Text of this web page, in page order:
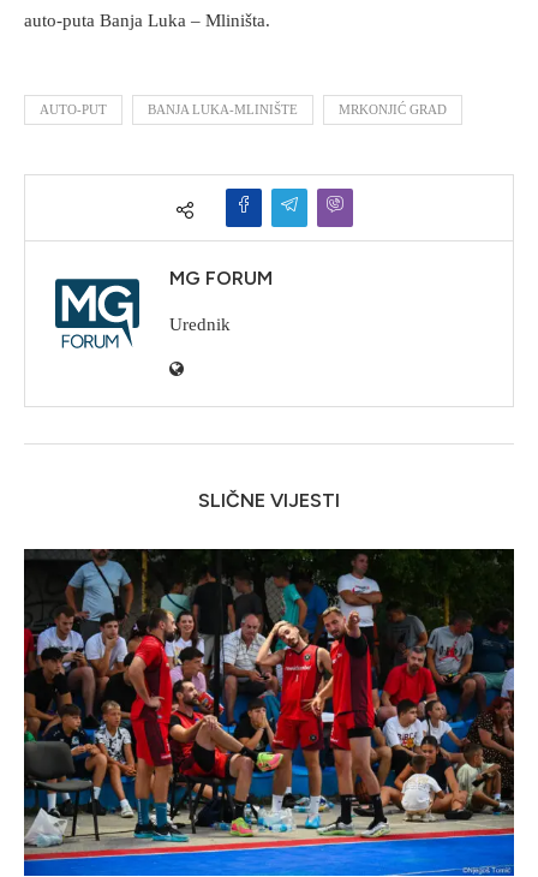
auto-puta Banja Luka – Mliništa.
AUTO-PUT BANJA LUKA-MLINIŠTE MRKONJIĆ GRAD
MG FORUM
Urednik
SLIČNE VIJESTI